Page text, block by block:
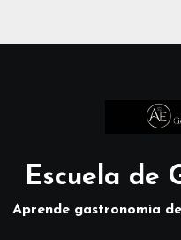
Escuela de
Aprende gastronomía